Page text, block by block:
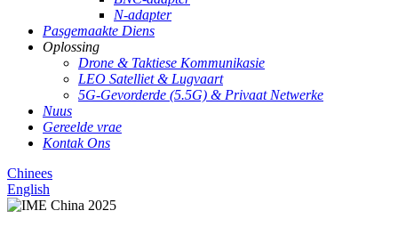
N-adapter
Pasgemaakte Diens
Oplossing
Drone & Taktiese Kommunikasie
LEO Satelliet & Lugvaart
5G-Gevorderde (5.5G) & Privaat Netwerke
Nuus
Gereelde vrae
Kontak Ons
Chinees
English